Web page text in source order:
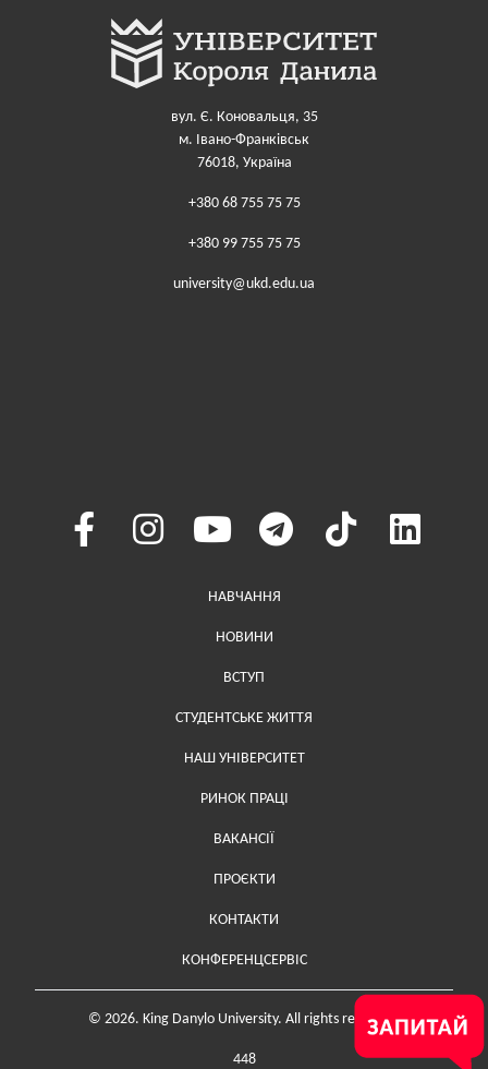
вул. Є. Коновальця, 35
м. Івано-Франківськ
76018, Україна
+380 68 755 75 75
+380 99 755 75 75
university@ukd.edu.ua
Меню у хедері
НАВЧАННЯ
НОВИНИ
ВСТУП
СТУДЕНТСЬКЕ ЖИТТЯ
НАШ УНІВЕРСИТЕТ
РИНОК ПРАЦІ
ВАКАНСІЇ
ПРОЄКТИ
Меню у футері (додаткове)
КОНТАКТИ
КОНФЕРЕНЦСЕРВІС
© 2026. King Danylo University. All rights reserved.
448